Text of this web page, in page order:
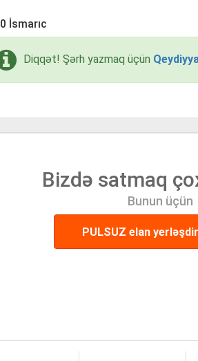
0 İsmarıc
Diqqət! Şərh yazmaq üçün
Bizdə satmaq
Bunun üçün
PULSUZ elan